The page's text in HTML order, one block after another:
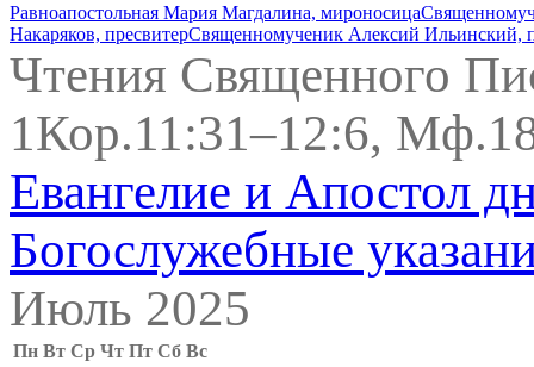
Равноапостольная Мария Магдалина, мироносица
Накаряков, пресвитерСвященномученик Алексий Ильинский,
Чтения Священного
1Кор.11:31–12:6,
Евангелие и Апостол
Богослужебные
Июль 2025
Пн Вт Ср Чт Пт Сб Вс